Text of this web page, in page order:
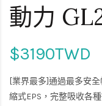
動力
$3190TWD
[業界最多]通過最多安
縮式EPS，完整吸收各